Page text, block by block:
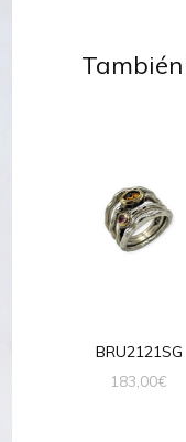
BRU2121SG
183,00€